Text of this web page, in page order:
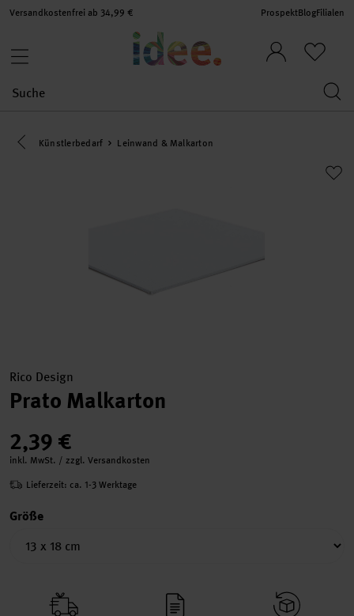
Versandkostenfrei ab 34,99 € ProspektBlogFilialen
Eine Kategorie zurück navigieren
Künstlerbedarf Leinwand & Malkarton
Rico Design
Prato Malkarton
2,39 €
inkl. MwSt. / zzgl. Versandkosten
Lieferzeit: ca. 1-3 Werktage
Größe